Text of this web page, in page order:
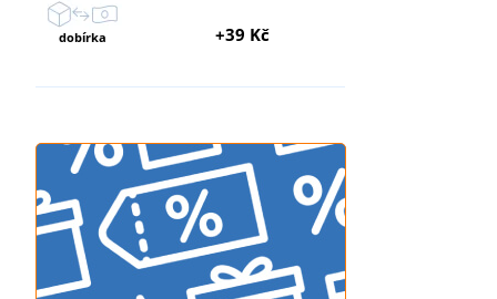
dobírka +39 Kč